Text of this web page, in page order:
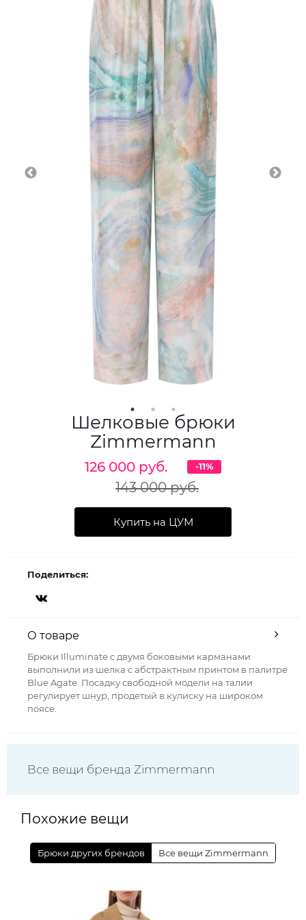
Шелковые брюки
Zimmermann
126 000 руб.
143 000 руб.
-11%
Купить на ЦУМ
Поделиться:
О товаре
Брюки Illuminate с двумя боковыми карманами
выполнили из шелка с абстрактным принтом в палитре
Blue Agate. Посадку свободной модели на талии
регулирует шнур, продетый в кулиску на широком
поясе.
Все вещи бренда Zimmermann
Похожие вещи
Брюки других брендов Все вещи Zimmermann